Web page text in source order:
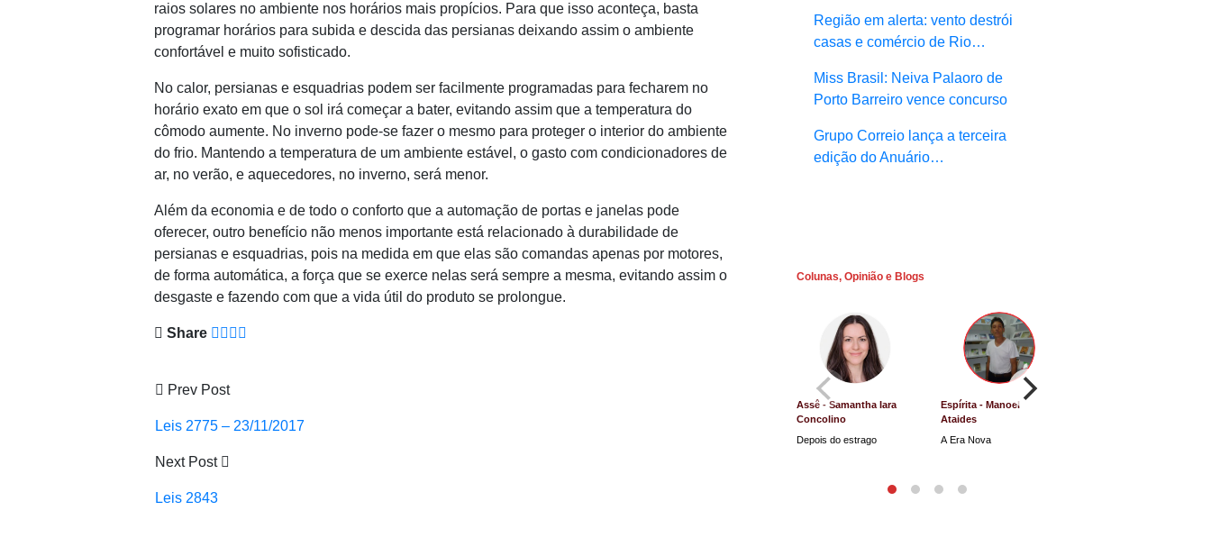
raios solares no ambiente nos horários mais propícios. Para que isso aconteça, basta
programar horários para subida e descida das persianas deixando assim o ambiente
confortável e muito sofisticado.
No calor, persianas e esquadrias podem ser facilmente programadas para fecharem no
horário exato em que o sol irá começar a bater, evitando assim que a temperatura do
cômodo aumente. No inverno pode-se fazer o mesmo para proteger o interior do ambiente
do frio. Mantendo a temperatura de um ambiente estável, o gasto com condicionadores de
ar, no verão, e aquecedores, no inverno, será menor.
Além da economia e de todo o conforto que a automação de portas e janelas pode
oferecer, outro benefício não menos importante está relacionado à durabilidade de
persianas e esquadrias, pois na medida em que elas são comandas apenas por motores,
de forma automática, a força que se exerce nelas será sempre a mesma, evitando assim o
desgaste e fazendo com que a vida útil do produto se prolongue.
Share
Prev Post
Leis 2775 – 23/11/2017
Next Post
Leis 2843
Região em alerta: vento destrói
casas e comércio de Rio…
Miss Brasil: Neiva Palaoro de
Porto Barreiro vence concurso
Grupo Correio lança a terceira
edição do Anuário…
Colunas, Opinião e Blogs
Assê - Samantha Iara
Concolino
Depois do estrago
Espírita - Manoel
Ataides
A Era Nova